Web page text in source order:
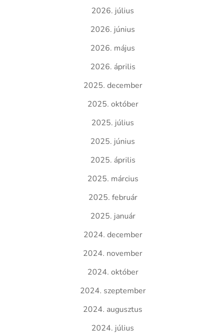
2026. július
2026. június
2026. május
2026. április
2025. december
2025. október
2025. július
2025. június
2025. április
2025. március
2025. február
2025. január
2024. december
2024. november
2024. október
2024. szeptember
2024. augusztus
2024. július